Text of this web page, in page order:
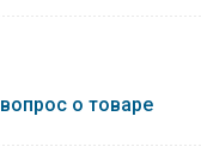
в сочетании с
плотность: 265 г/
о товаре